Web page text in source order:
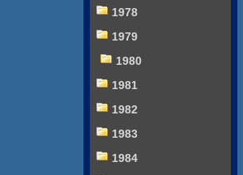
1978
1979
1980
1981
1982
1983
1984